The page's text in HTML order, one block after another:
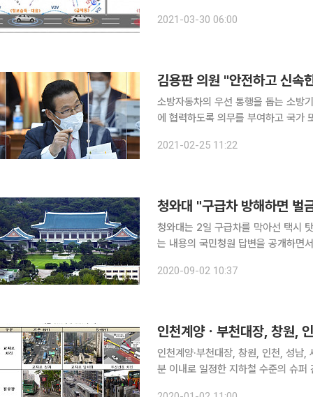
2009년부터 ITS 구축사업에 전체
2021-03-30 06:00
김용판 의원 "안전하고 신속
소방자동차의 우선 통행을 돕는 소방
에 협력하도록 의무를 부여하고 국가
2021-02-25 11:22
청와대 "구급차 방해하면 벌
청와대는 2일 구급차를 막아선 택시
는 내용의 국민청원 답변을 공개하면
급 자동차에 진로를 양보하지 않는
2020-09-02 10:37
인천계양ㆍ부천대장, 창원,
인천계양·부천대장, 창원, 인천, 성
분 이내로 일정한 지하철 수준의 슈